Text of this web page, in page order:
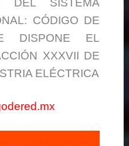
CÓDIGO DE
DISPONE EL
XXXVII DE
ELÉCTRICA